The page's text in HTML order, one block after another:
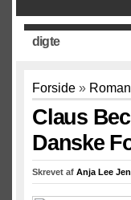
digte
Forside » Roman
Claus
Danske
Skrevet af Anja Lee